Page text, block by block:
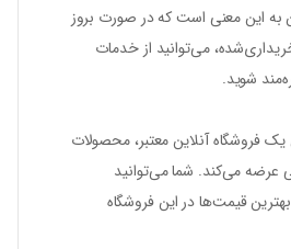
این معنی است که در صورت بروز
می‌توانید از خدمات
شوید.
فروشگاه آنلاین معتبر، محصولات
عرضه می‌کند. شما می‌توانید
قیمت‌ها در این فروشگاه